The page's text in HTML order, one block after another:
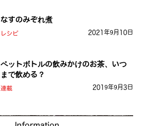
なすのみぞれ煮
レシピ 2021年9月10日
ペットボトルの飲みかけのお茶、いつ
まで飲める？
連載 2019年9月3日